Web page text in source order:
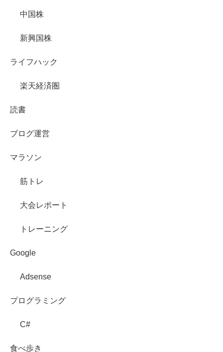
中国株
新興国株
ライフハック
楽天経済圏
読書
ブログ運営
マラソン
筋トレ
大会レポート
トレーニング
Google
Adsense
プログラミング
C#
食べ歩き